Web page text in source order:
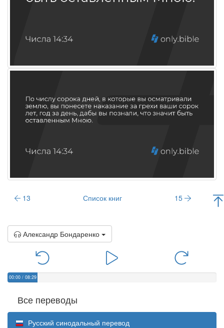
13 Список книг 15
Александр Бондаренко
00:00 / 08:29
Все переводы
Русский синодальный перевод